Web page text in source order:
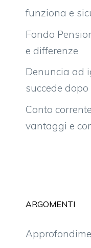
funziona e
Fondo
e differenze
Denuncia ad
succede
Conto
vantaggi e
ARGOMENTI